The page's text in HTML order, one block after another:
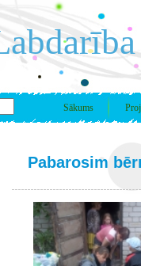
Sākums
Pabarosim